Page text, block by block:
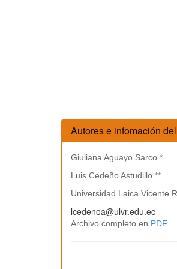
Autores e infomación
Giuliana Aguayo Sarco *
Luis Cedeño Astudillo **
Universidad Laica Vicente
lcedenoa@ulvr.edu.ec
Archivo completo en PDF